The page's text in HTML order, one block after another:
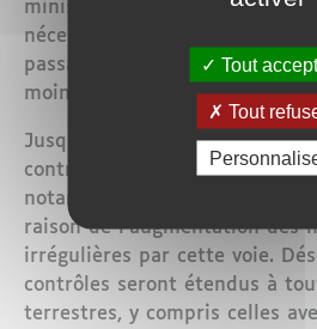
ministre de l’Intérieur a
nécessitent une surveillance
passage traditionnels, mais
moins surveillées des
Jusqu’à présent, l’Allemagne
contrôles qu’à certaines de
notamment celles partagées
raison de l’augmentation des
irrégulières par cette voie.
contrôles seront étendus à
terrestres, y compris celles
Tout
Tout